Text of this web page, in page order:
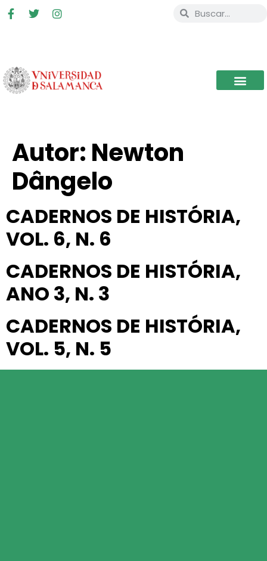
Autor: Newton
Dângelo
CADERNOS DE HISTÓRIA,
VOL. 6, N. 6
CADERNOS DE HISTÓRIA,
ANO 3, N. 3
CADERNOS DE HISTÓRIA,
VOL. 5, N. 5